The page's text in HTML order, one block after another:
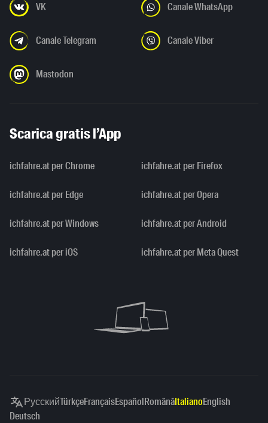
VK Canale WhatsApp
Canale Telegram Canale Viber
Mastodon
Scarica gratis l’App
ichfahre.at per Chrome ichfahre.at per Firefox
ichfahre.at per Edge ichfahre.at per Opera
ichfahre.at per Windows ichfahre.at per Android
ichfahre.at per iOS ichfahre.at per Meta Quest
РусскийTürkçeFrançaisEspañolRomânăItalianoEnglish
Deutsch